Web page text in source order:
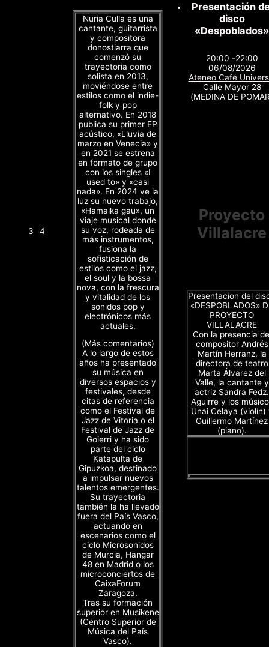
3 4
Nuria Culla es una
cantante, guitarrista
y compositora
donostiarra que
comenzó su
trayectoria como
solista en 2013,
moviéndose entre
estilos como el indie-
folk y pop
alternativo. En 2018
publica su primer EP
acústico, «Lluvia de
marzo en Venecia» y
en 2021 se estrena
en formato de grupo
con los singles «I
used to» y «casi
nada». En 2024 ve la
luz su nuevo trabajo,
«Hamaika gau», un
viaje musical donde
su voz, rodeada de
más instrumentos,
fusiona la
sofisticación de
estilos como el jazz,
el soul y la bossa
nova, con la frescura
y vitalidad de los
sonidos pop y
electrónicos más
actuales.
(Más comentarios)
A lo largo de estos
años ha presentado
su música en
diversos espacios y
festivales, desde
citas de referencia
como el Festival de
Jazz de Vitoria o el
Festival de Jazz de
Goierri y ha sido
parte del ciclo
Katapulta de
Gipuzkoa, destinado
a impulsar nuevos
talentos emergentes.
Su trayectoria
también la ha llevado
fuera del País Vasco,
actuando en
escenarios como el
ciclo Microsonidos
de Murcia, Hangar
48 en Madrid o los
microconciertos de
CaixaForum
Zaragoza.
Tras su formación
superior en Musikene
(Centro Superior de
Música del País
Vasco).
Presentación
disco
«Despoblados»
20:00 -22:00
06/08/2026
Ateneo Café
Calle Mayor 28
(MEDINA DE
Proyecto
Villalacre
Presentacion del
«DESPOBLADOS»
PROYECTO
VILLALACRE
Con la presencia
compositor Andrés
Martín Herranz, la
directora de teatro
Marta Álvarez del
Valle, la cantante y
actriz Sandra Fedz.
Aguirre y los
Unai Celaya (violín)
Guillermo Martínez
(piano).